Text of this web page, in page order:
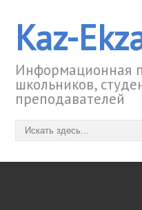
Kaz-
Информационная
школьников,
преподавателей